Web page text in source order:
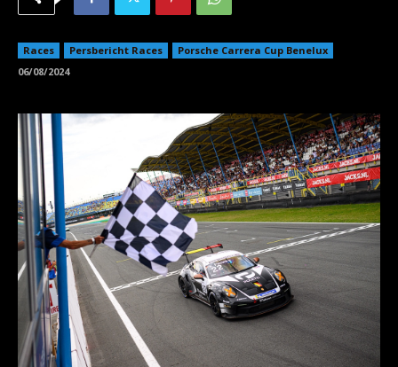
Races Persbericht Races
Porsche Carrera Cup Benelux
06/08/2024